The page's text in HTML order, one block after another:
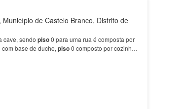
de Castelo Branco, Distrito de
cave, sendo piso0 para uma rua é composta por
base de duche, piso0 composto por cozinha
casa de banho com banhe…